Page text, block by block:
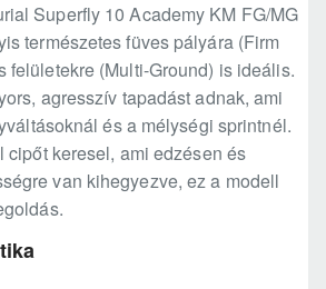
Superfly 10 Academy KM FG/MG
természetes füves pályára (Firm
felületekre (Multi-Ground) is ideális.
agresszív tapadást adnak, ami
és a mélységi sprintnél.
cipőt keresel, ami edzésen és
van kihegyezve, ez a modell